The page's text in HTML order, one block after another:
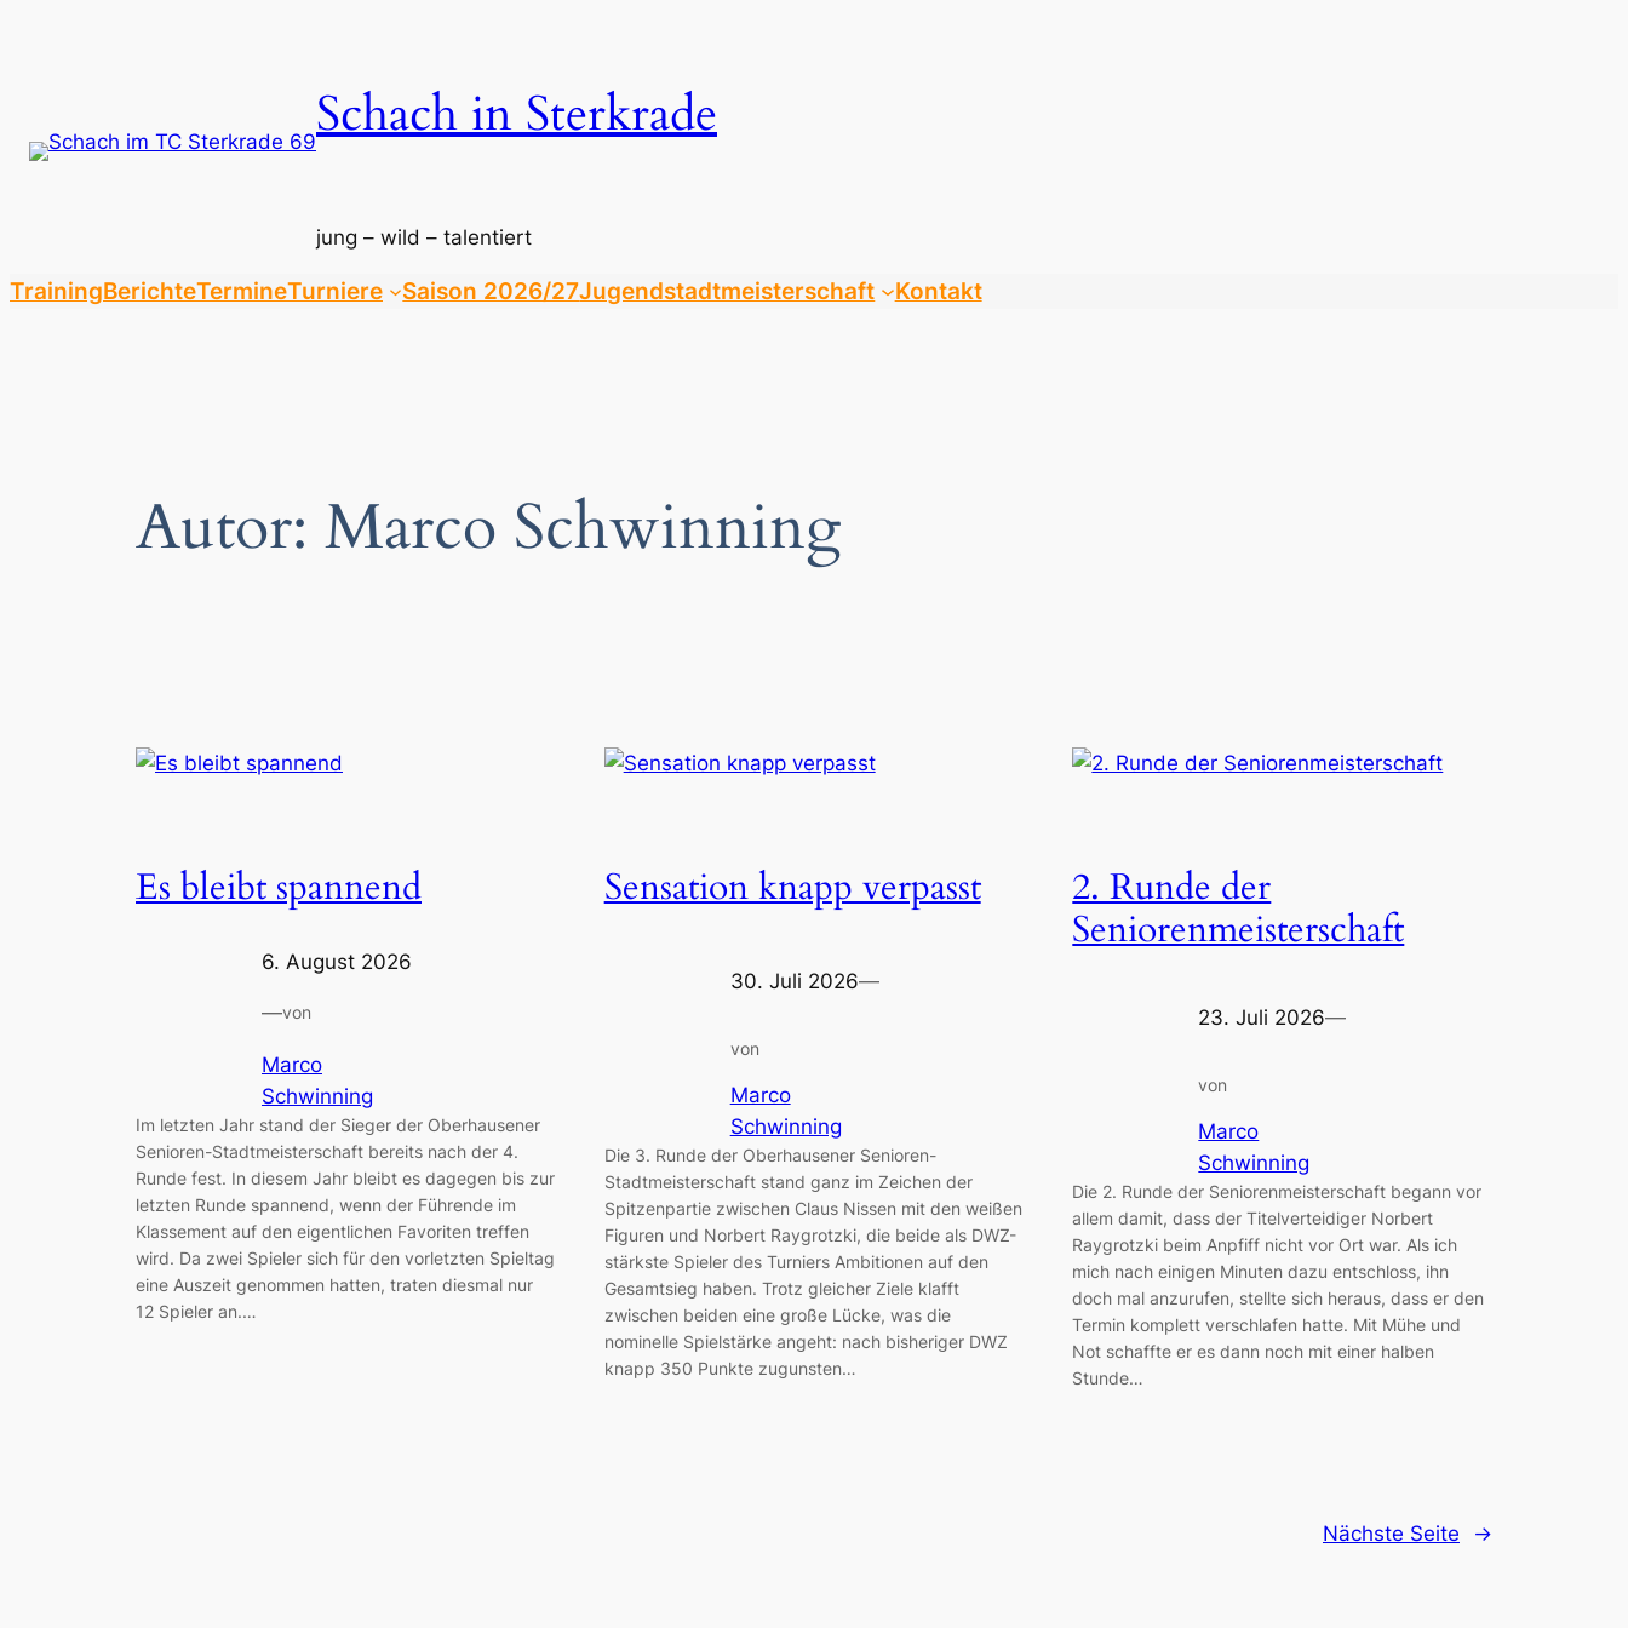
Schach in Sterkrade
jung – wild – talentiert
TrainingBerichteTermineTurniere Saison 2026/27Jugendstadtmeisterschaft Kontakt
Autor: Marco Schwinning
Es bleibt spannend
6. August 2026
—von
Marco
Schwinning
Im letzten Jahr stand der Sieger der Oberhausener
Senioren-Stadtmeisterschaft bereits nach der 4.
Runde fest. In diesem Jahr bleibt es dagegen bis zur
letzten Runde spannend, wenn der Führende im
Klassement auf den eigentlichen Favoriten treffen
wird. Da zwei Spieler sich für den vorletzten Spieltag
eine Auszeit genommen hatten, traten diesmal nur
12 Spieler an.…
Sensation knapp verpasst
30. Juli 2026—
von
Marco
Schwinning
Die 3. Runde der Oberhausener Senioren-
Stadtmeisterschaft stand ganz im Zeichen der
Spitzenpartie zwischen Claus Nissen mit den weißen
Figuren und Norbert Raygrotzki, die beide als DWZ-
stärkste Spieler des Turniers Ambitionen auf den
Gesamtsieg haben. Trotz gleicher Ziele klafft
zwischen beiden eine große Lücke, was die
nominelle Spielstärke angeht: nach bisheriger DWZ
knapp 350 Punkte zugunsten…
2. Runde der
Seniorenmeisterschaft
23. Juli 2026—
von
Marco
Schwinning
Die 2. Runde der Seniorenmeisterschaft begann vor
allem damit, dass der Titelverteidiger Norbert
Raygrotzki beim Anpfiff nicht vor Ort war. Als ich
mich nach einigen Minuten dazu entschloss, ihn
doch mal anzurufen, stellte sich heraus, dass er den
Termin komplett verschlafen hatte. Mit Mühe und
Not schaffte er es dann noch mit einer halben
Stunde…
Nächste Seite →